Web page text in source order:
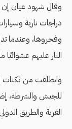
وقال شهود عيان إن
دراجات نارية
وفجروها، وعندما
النار عليهم عشوائيًا
وانطلقت من ثكنات
للجيش والشرطة،
القرية والطريق